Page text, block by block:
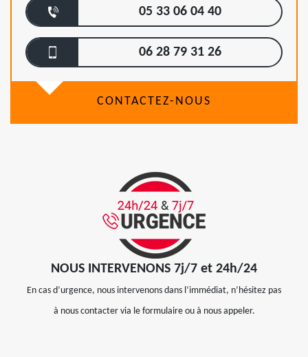
05 33 06 04 40
06 28 79 31 26
CONTACTEZ-NOUS
NOUS INTERVENONS 7j/7 et 24h/24
En cas d’urgence, nous intervenons dans l’immédiat, n’hésitez pas
à nous contacter via le formulaire ou à nous appeler.